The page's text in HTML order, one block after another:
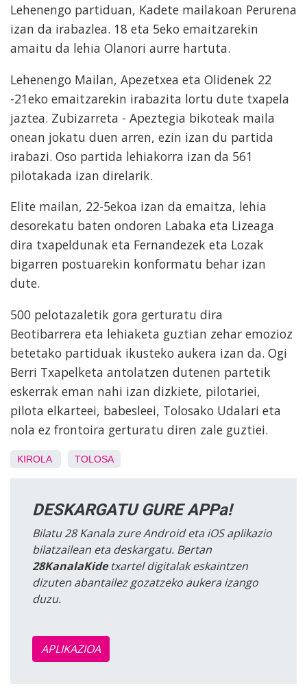
Lehenengo partiduan, Kadete mailakoan Perurena
izan da irabazlea. 18 eta 5eko emaitzarekin
amaitu da lehia Olanori aurre hartuta.
Lehenengo Mailan, Apezetxea eta Olidenek 22
-21eko emaitzarekin irabazita lortu dute txapela
jaztea. Zubizarreta - Apeztegia bikoteak maila
onean jokatu duen arren, ezin izan du partida
irabazi. Oso partida lehiakorra izan da 561
pilotakada izan direlarik.
Elite mailan, 22-5ekoa izan da emaitza, lehia
desorekatu baten ondoren Labaka eta Lizeaga
dira txapeldunak eta Fernandezek eta Lozak
bigarren postuarekin konformatu behar izan
dute.
500 pelotazaletik gora gerturatu dira
Beotibarrera eta lehiaketa guztian zehar emozioz
betetako partiduak ikusteko aukera izan da. Ogi
Berri Txapelketa antolatzen dutenen partetik
eskerrak eman nahi izan dizkiete, pilotariei,
pilota elkarteei, babesleei, Tolosako Udalari eta
nola ez frontoira gerturatu diren zale guztiei.
KIROLA TOLOSA
DESKARGATU GURE APPa!
Bilatu 28 Kanala zure Android eta iOS aplikazio
bilatzailean eta deskargatu. Bertan
28KanalaKidetxartel digitalak eskaintzen
dizuten abantailez gozatzeko aukera izango
duzu.
APLIKAZIOA